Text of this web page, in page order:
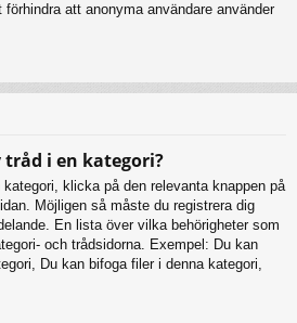
att anonyma användare använder
tråd i en kategori?
klicka på den relevanta knappen på
Möjligen så måste du registrera dig
En lista över vilka behörigheter som
och trådsidorna. Exempel: Du kan
Du kan bifoga filer i denna kategori,